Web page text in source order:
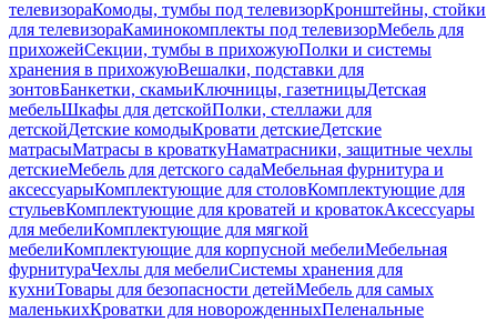
телевизораКомоды, тумбы под телевизорКронштейны, стойки
для телевизораКаминокомплекты под телевизорМебель для
прихожейСекции, тумбы в прихожуюПолки и системы
хранения в прихожуюВешалки, подставки для
зонтовБанкетки, скамьиКлючницы, газетницыДетская
мебельШкафы для детскойПолки, стеллажи для
детскойДетские комодыКровати детскиеДетские
матрасыМатрасы в кроваткуНаматрасники, защитные чехлы
детскиеМебель для детского садаМебельная фурнитура и
аксессуарыКомплектующие для столовКомплектующие для
стульевКомплектующие для кроватей и кроватокАксессуары
для мебелиКомплектующие для мягкой
мебелиКомплектующие для корпусной мебелиМебельная
фурнитураЧехлы для мебелиСистемы хранения для
кухниТовары для безопасности детейМебель для самых
маленькихКроватки для новорожденныхПеленальные